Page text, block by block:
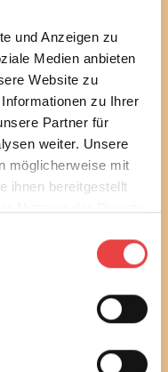
und Anzeigen zu
Medien anbieten
Website zu
zu Ihrer
Partner für
weiter. Unsere
möglicherweise mit
ihnen bereitgestellt
bleiben Sie bei
Laufenden.
Termine und
Newsletter wieder